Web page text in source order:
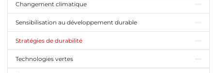
Changement climatique
Sensibilisation au développement durable
Stratégies de durabilité
Technologies vertes